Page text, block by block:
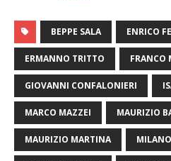
BEPPE SALA ENRICO
ERMANNO TRITTO FRANCO
GIOVANNI CONFALONIERI
MARCO MAZZEI MAURIZIO
MAURIZIO MARTINA